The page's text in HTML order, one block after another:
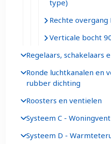
type)
Rechte overgang
Verticale bocht
Regelaars, schakelaars
Ronde luchtkanalen en
rubber dichting
Roosters en ventielen
Systeem C -
Systeem D -